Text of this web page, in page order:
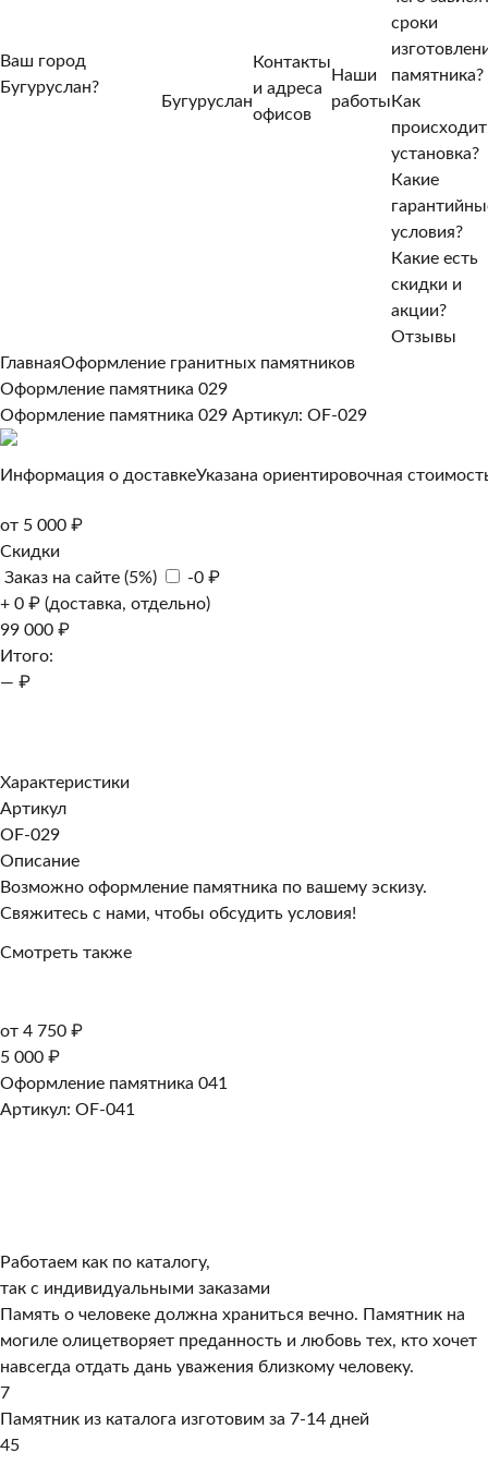
Ваш город
Бугуруслан?
Бугуруслан
Контакты
и адреса
офисов
Наши
работы
сроки
памятника?
Как
происходит
установка?
Какие
условия?
Какие есть
скидки и
акции?
Отзывы
ГлавнаяОформление гранитных памятников
Оформление памятника 029
Оформление памятника 029 Артикул: OF-029
Информация о доставкеУказана ориентировочная
от 5 000 ₽
Скидки
Заказ на сайте (5%)
-0 ₽
+ 0 ₽ (доставка, отдельно)
99 000 ₽
Итого:
— ₽
Характеристики
Артикул
OF-029
Описание
Возможно оформление памятника по вашему эскизу.
Свяжитесь с нами, чтобы обсудить условия!
Смотреть также
от 4 750 ₽
5 000 ₽
Оформление памятника 041
Артикул: OF-041
Работаем как по каталогу,
так с индивидуальными заказами
Память о человеке должна храниться вечно. Памятник на
могиле олицетворяет преданность и любовь тех, кто хочет
навсегда отдать дань уважения близкому человеку.
7
Памятник из каталога изготовим за 7-14 дней
45